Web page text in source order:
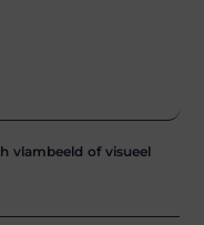
vlambeeld of visueel